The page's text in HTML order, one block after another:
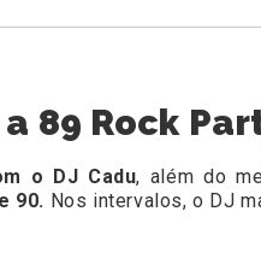
89 Rock
o DJ Cadu, além do
90. Nos intervalos, o DJ